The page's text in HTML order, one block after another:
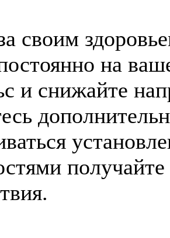
своим
на
и снижайте